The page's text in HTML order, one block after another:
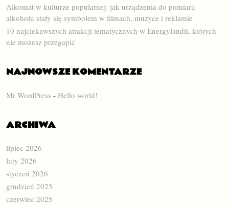
Alkomat w kulturze popularnej: jak urządzenia do pomiaru
alkoholu stały się symbolem w filmach, muzyce i reklamie
10 najciekawszych atrakcji tematycznych w Energylandii, których
nie możesz przegapić
NAJNOWSZE KOMENTARZE
Mr WordPress - Hello world!
ARCHIWA
lipiec 2026
luty 2026
styczeń 2026
grudzień 2025
czerwiec 2025